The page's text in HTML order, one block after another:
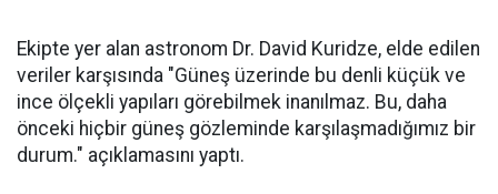
Ekipte yer alan astronom Dr. David Kuridze, elde edilen
veriler karşısında "Güneş üzerinde bu denli küçük ve
ince ölçekli yapıları görebilmek inanılmaz. Bu, daha
önceki hiçbir güneş gözleminde karşılaşmadığımız bir
durum." açıklamasını yaptı.